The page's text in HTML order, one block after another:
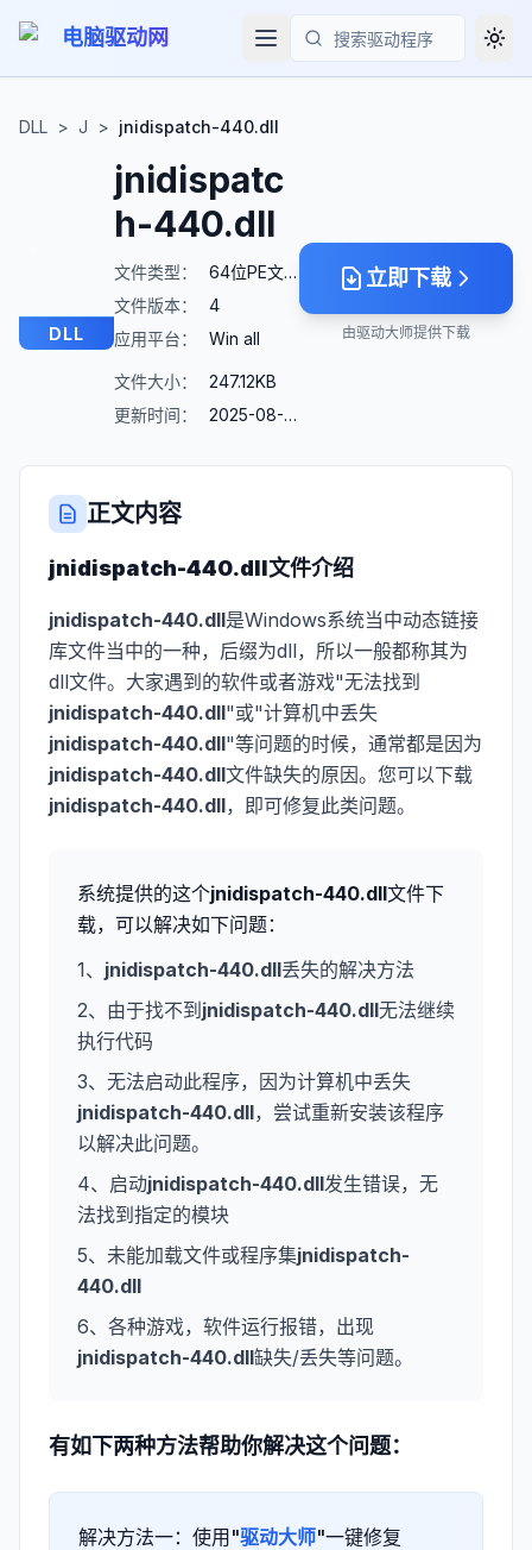
电脑驱动网
搜索
DLL > J > jnidispatch-440.dll
DLL
jnidispatc
h-440.dll
文件类型：
64位PE文件
文件版本：
4
应用平台：
Win all
文件大小：
247.12KB
更新时间：
2025-08-23
立即下载
由驱动大师提供下载
正文内容
jnidispatch-440.dll文件介绍
jnidispatch-440.dll是Windows系统当中动态链接
库文件当中的一种，后缀为dll，所以一般都称其为
dll文件。大家遇到的软件或者游戏"无法找到
jnidispatch-440.dll"或"计算机中丢失
jnidispatch-440.dll"等问题的时候，通常都是因为
jnidispatch-440.dll文件缺失的原因。您可以下载
jnidispatch-440.dll，即可修复此类问题。
系统提供的这个jnidispatch-440.dll文件下
载，可以解决如下问题：
1、 jnidispatch-440.dll丢失的解决方法
2、由于找不到 jnidispatch-440.dll无法继续
执行代码
3、无法启动此程序，因为计算机中丢失
jnidispatch-440.dll，尝试重新安装该程序
以解决此问题。
4、启动jnidispatch-440.dll发生错误，无
法找到指定的模块
5、未能加载文件或程序集jnidispatch-
440.dll
6、各种游戏，软件运行报错，出现
jnidispatch-440.dll缺失/丢失等问题。
有如下两种方法帮助你解决这个问题：
解决方法一：使用"驱动大师"一键修复